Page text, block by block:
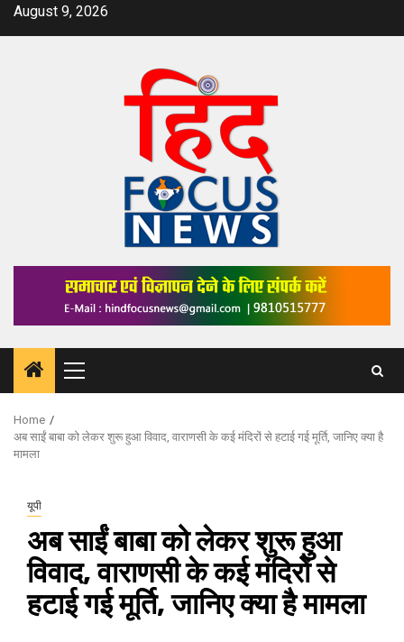
SkipAugust 9, 2026
Primary
Menu
Home
अब साईं बाबा को लेकर शुरू हुआ विवाद, वाराणसी के कई मंदिरों से हटाई गई मूर्ति, जानिए क्या है
मामला
यूपी
अब साईं बाबा को लेकर शुरू हुआ
विवाद, वाराणसी के कई मंदिरों से
हटाई गई मूर्ति, जानिए क्या है मामला